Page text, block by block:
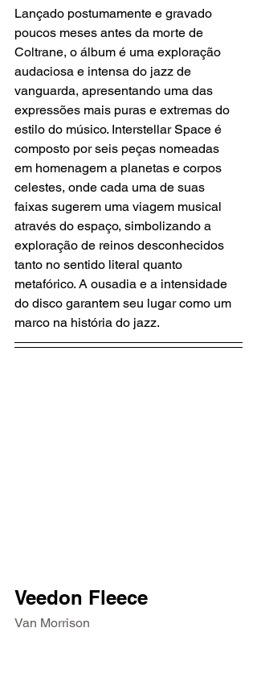
Lançado postumamente e gravado
poucos meses antes da morte de
Coltrane, o álbum é uma exploração
audaciosa e intensa do jazz de
vanguarda, apresentando uma das
expressões mais puras e extremas do
estilo do músico. Interstellar Space é
composto por seis peças nomeadas
em homenagem a planetas e corpos
celestes, onde cada uma de suas
faixas sugerem uma viagem musical
através do espaço, simbolizando a
exploração de reinos desconhecidos
tanto no sentido literal quanto
metafórico. A ousadia e a intensidade
do disco garantem seu lugar como um
marco na história do jazz.
Veedon Fleece
Van Morrison